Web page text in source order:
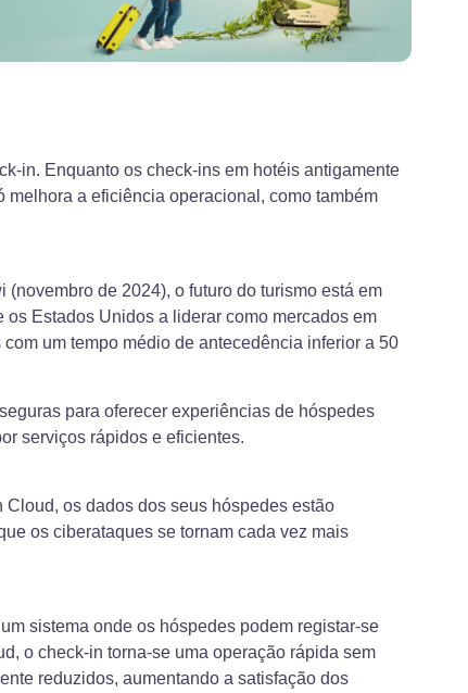
in. Enquanto os check-ins em hotéis antigamente
a eficiência operacional, como também
de 2024), o futuro do turismo está em
Estados Unidos a liderar como mercados em
um tempo médio de antecedência inferior a 50
para oferecer experiências de hóspedes
serviços rápidos e eficientes.
os dados dos seus hóspedes estão
os ciberataques se tornam cada vez mais
sistema onde os hóspedes podem registar-se
o check-in torna-se uma operação rápida sem
reduzidos, aumentando a satisfação dos